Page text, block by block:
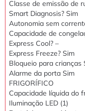
Classe de emissão de
Smart Diagnosis? Sim
Autonomia sem
Capacidade de
Express Cool? –
Express Freeze? Sim
Bloqueio para crianças
Alarme da porta Sim
FRIGORÍFICO
Capacidade líquida do
Iluminação LED (1)